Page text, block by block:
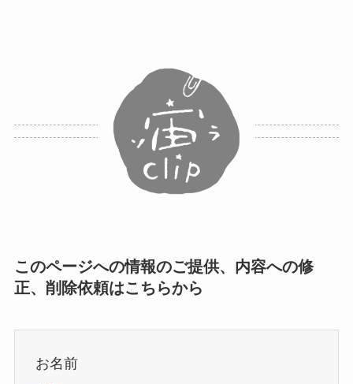
このページへの情報のご提供、内容への修
正、削除依頼はこちらから
お名前